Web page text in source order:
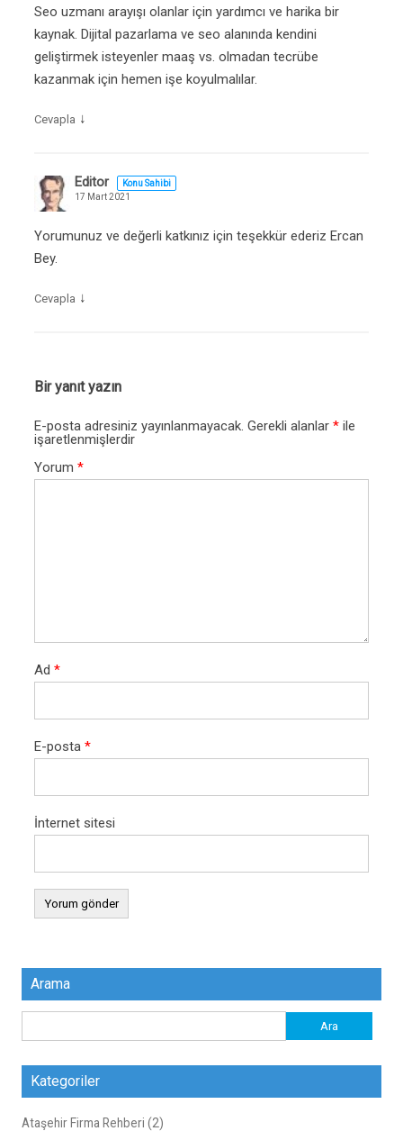
Seo uzmanı arayışı olanlar için yardımcı ve harika bir
kaynak. Dijital pazarlama ve seo alanında kendini
geliştirmek isteyenler maaş vs. olmadan tecrübe
kazanmak için hemen işe koyulmalılar.
Cevapla ↓
Editor
Konu Sahibi
17 Mart 2021
Yorumunuz ve değerli katkınız için teşekkür ederiz Ercan
Bey.
Cevapla ↓
Bir yanıt yazın
E-posta adresiniz yayınlanmayacak. Gerekli alanlar * ile
işaretlenmişlerdir
Yorum *
Ad *
E-posta *
İnternet sitesi
Arama
Kategoriler
Ataşehir Firma Rehberi (2)